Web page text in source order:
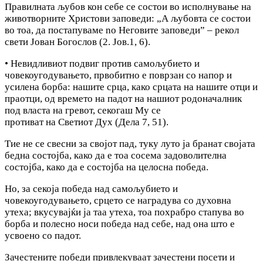
Правилната љубов кон себе се состои во исполнување на
животворните Христови заповеди: „А љубовта се состои
во тоа, да постапуваме no Неговите заповеди” – рекол
свети Јован Богослов (2. Jов.1, 6).
• Невидливиот подвиг против самољубието и
човекоугодувањето, првобитно е поврзан co напор и
усилена борба: нашите срца, како срцата на нашите отци и
праотци, од времето на падот на нашиот родоначалник
под власта на гревот, секогаш My ce
противат на Светиот Дух (Дела 7, 51).
Тие не се свесни за својот пад, туку луто jа бранат својата
бедна состојба, како да е тоа сосема задоволителна
состојба, како да е состојба на целосна победа.
Но, за секоја победа над самољубието и
човекоугодувањето, срцето се наградува co духовна
утеха; вкусувајќи ja таа утеха, тоа похрабро стапува во
борба и полесно носи победа над себе, над она што е
усвоено co падот.
Зачестените победи привлекуваат зачестени посети и